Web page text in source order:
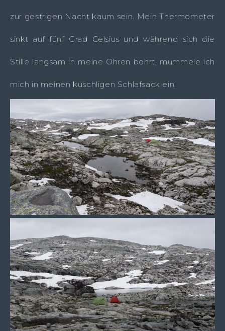
zur gestrigen Nacht kaum sein. Mein Thermometer
sinkt auf fünf Grad Celsius und während sich die
Stille langsam in meine Ohren bohrt, mummele ich
mich in meinen kuschligen Schlafsack ein.